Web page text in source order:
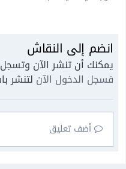
انضم إلى النقاش
يمكنك أن تنشر الآن
فسجل الدخول الآن لتنشر
أضف تعليق